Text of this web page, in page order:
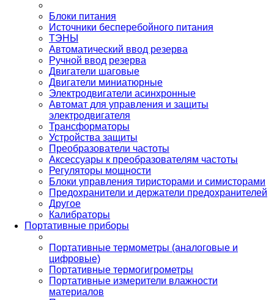
Блоки питания
Источники бесперебойного питания
ТЭНЫ
Автоматический ввод резерва
Ручной ввод резерва
Двигатели шаговые
Двигатели миниатюрные
Электродвигатели асинхронные
Автомат для управления и защиты
электродвигателя
Трансформаторы
Устройства защиты
Преобразователи частоты
Аксессуары к преобразователям частоты
Регуляторы мощности
Блоки управления тиристорами и симисторами
Предохранители и держатели предохранителей
Другое
Калибраторы
Портативные приборы
Портативные термометры (аналоговые и
цифровые)
Портативные термогигрометры
Портативные измерители влажности
материалов